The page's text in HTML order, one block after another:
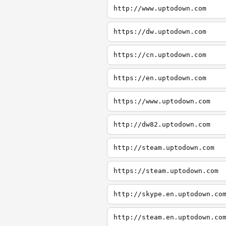
http://www.uptodown.com
https://dw.uptodown.com
https://cn.uptodown.com
https://en.uptodown.com
https://www.uptodown.com
http://dw82.uptodown.com
http://steam.uptodown.com
https://steam.uptodown.com
http://skype.en.uptodown.com
http://steam.en.uptodown.com